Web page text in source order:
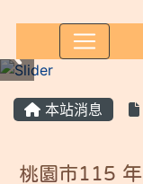
本站消息
桃園市115